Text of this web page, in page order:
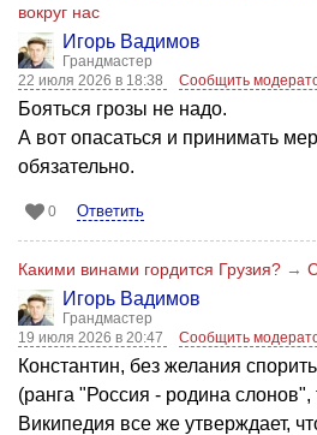
вокруг нас
Игорь Вадимов
Грандмастер
22 июля 2026 в 18:38
Сообщить
Бояться грозы не надо.
А вот опасаться и принимать
обязательно.
0 Ответить
Какими винами гордится Грузия? →
Игорь Вадимов
Грандмастер
19 июля 2026 в 20:47
Сообщить
Константин, без желания
(ранга "Россия - родина слонов",
Википедия все же утверждает,